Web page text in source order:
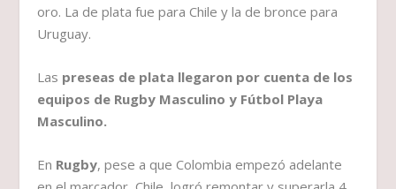
oro. La de plata fue para Chile y la de bronce para
Uruguay.
Las preseas de plata llegaron por cuenta de los
equipos de Rugby Masculino y Fútbol Playa
Masculino.
En Rugby, pese a que Colombia empezó adelante